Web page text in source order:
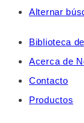
Alternar
Biblioteca
Acerca de
Contacto
Productos